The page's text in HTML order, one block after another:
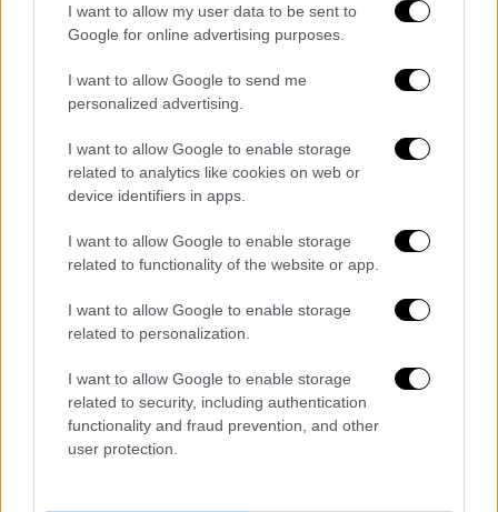
I want to allow my user data to be sent to
Google for online advertising purposes.
I want to allow Google to send me
personalized advertising.
I want to allow Google to enable storage
related to analytics like cookies on web or
device identifiers in apps.
I want to allow Google to enable storage
related to functionality of the website or app.
I want to allow Google to enable storage
related to personalization.
I want to allow Google to enable storage
related to security, including authentication
functionality and fraud prevention, and other
user protection.
διπλωματικές τους σχέσεις για δύο χρόνια.
Στις 2 Μαρτίου 700 διανοούμενοι από όλο
τον κόσμο στηρίζουν το δικαίωμα του
Ρούσντι στην ελευθερία της έκφρασης.
Ο Χομεϊνί πεθαίνει τον Ιούνιο του 1989 και
την επόμενη χρονιά ο Ρούσντι προσπαθεί να
δώσει εξηγήσεις για το βιβλίο του σε ένα
δοκίμιο με τίτλο: «Καλή πίστη». Όμως η οργή
δεν καταλαγιάζει.
Το 1991 όταν ο Ρούσντι αρχίζει ξανά τις
δημόσιες εμφανίσεις του, ο Ιάπωνας
μεταφραστής του μαχαιρώνεται μέχρι
θανάτου, ενώ ο Ιταλός και ο Νορβηγός
συνάδελφοί του δέχονται επιθέσεις.
ζωή τους όταν πυρπολείται το ξενοδοχείο